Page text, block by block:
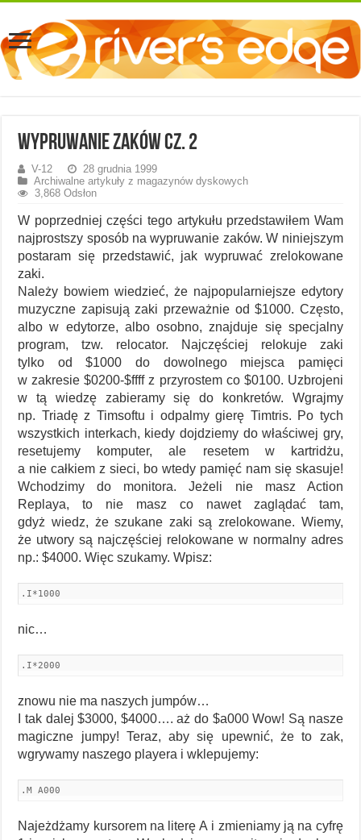
Wypruwanie zaków cz. 2
V-12
28 grudnia 1999
Archiwalne artykuły z magazynów dyskowych
3,868 Odsłon
W poprzedniej części tego artykułu przedstawiłem Wam
najprostszy sposób na wypruwanie zaków. W niniejszym
postaram się przedstawić, jak wypruwać zrelokowane
zaki.
Należy bowiem wiedzieć, że najpopularniejsze edytory
muzyczne zapisują zaki przeważnie od $1000. Często,
albo w edytorze, albo osobno, znajduje się specjalny
program, tzw. relocator. Najczęściej relokuje zaki
tylko od $1000 do dowolnego miejsca pamięci
w zakresie $0200-$ffff z przyrostem co $0100. Uzbrojeni
w tą wiedzę zabieramy się do konkretów. Wgrajmy
np. Triadę z Timsoftu i odpalmy gierę Timtris. Po tych
wszystkich interkach, kiedy dojdziemy do właściwej gry,
resetujemy komputer, ale resetem w kartridżu,
a nie całkiem z sieci, bo wtedy pamięć nam się skasuje!
Wchodzimy do monitora. Jeżeli nie masz Action
Replaya, to nie masz co nawet zaglądać tam,
gdyż wiedz, że szukane zaki są zrelokowane. Wiemy,
że utwory są najczęściej relokowane w normalny adres
np.: $4000. Więc szukamy. Wpisz:
.I*1000
nic…
.I*2000
znowu nie ma naszych jumpów…
I tak dalej $3000, $4000…. aż do $a000 Wow! Są nasze
magiczne jumpy! Teraz, aby się upewnić, że to zak,
wgrywamy naszego playera i wklepujemy:
.M A000
Najeżdżamy kursorem na literę A i zmieniamy ją na cyfrę